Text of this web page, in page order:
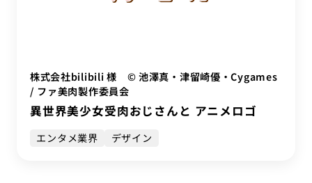
株式会社bilibili 様 © 池澤真・津留崎優・Cygames
/ ファ美肉製作委員会
異世界美少女受肉おじさんと アニメロゴ
エンタメ業界 デザイン